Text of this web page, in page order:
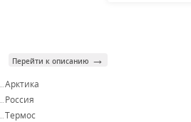
Перейти к описанию →
Арктика
Россия
Термос